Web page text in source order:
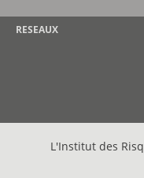
RESEAUX
L'Institut des